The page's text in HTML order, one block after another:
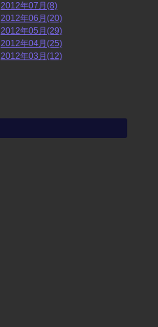
2012年07月(8)
2012年06月(20)
2012年05月(29)
2012年04月(25)
2012年03月(12)